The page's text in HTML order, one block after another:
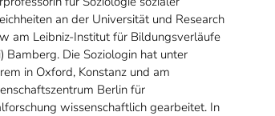
an der Universität und Research
am Leibniz-Institut für Bildungsverläufe
Bamberg. Die Soziologin hat unter
in Oxford, Konstanz und am
Berlin für
wissenschaftlich gearbeitet. In